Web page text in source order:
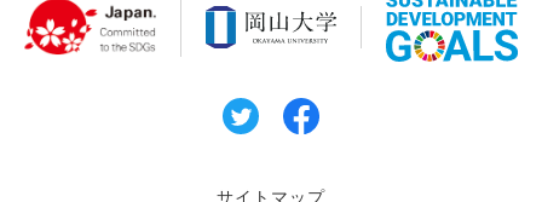
サイトマップ